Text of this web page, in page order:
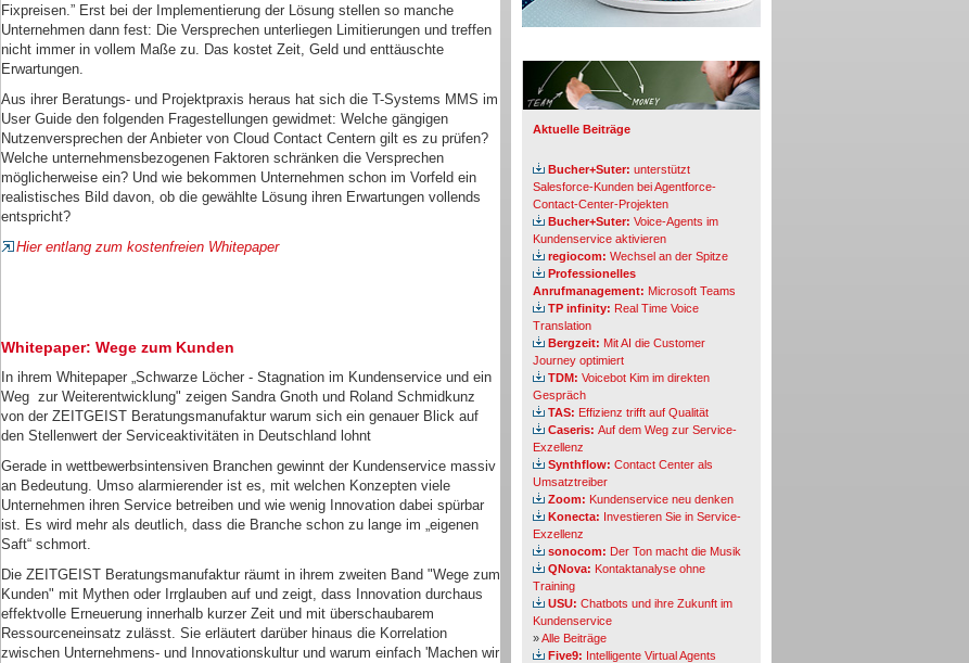
Fixpreisen.” Erst bei der Implementierung der Lösung stellen so manche
Unternehmen dann fest: Die Versprechen unterliegen Limitierungen und treffen
nicht immer in vollem Maße zu. Das kostet Zeit, Geld und enttäuschte
Erwartungen.
Aus ihrer Beratungs- und Projektpraxis heraus hat sich die T-Systems MMS im
User Guide den folgenden Fragestellungen gewidmet: Welche gängigen
Nutzenversprechen der Anbieter von Cloud Contact Centern gilt es zu prüfen?
Welche unternehmensbezogenen Faktoren schränken die Versprechen
möglicherweise ein? Und wie bekommen Unternehmen schon im Vorfeld ein
realistisches Bild davon, ob die gewählte Lösung ihren Erwartungen vollends
entspricht?
Hier entlang zum kostenfreien Whitepaper
Whitepaper: Wege zum Kunden
In ihrem Whitepaper „Schwarze Löcher - Stagnation im Kundenservice und ein
Weg zur Weiterentwicklung" zeigen Sandra Gnoth und Roland Schmidkunz
von der ZEITGEIST Beratungsmanufaktur warum sich ein genauer Blick auf
den Stellenwert der Serviceaktivitäten in Deutschland lohnt
Gerade in wettbewerbsintensiven Branchen gewinnt der Kundenservice massiv
an Bedeutung. Umso alarmierender ist es, mit welchen Konzepten viele
Unternehmen ihren Service betreiben und wie wenig Innovation dabei spürbar
ist. Es wird mehr als deutlich, dass die Branche schon zu lange im „eigenen
Saft“ schmort.
Die ZEITGEIST Beratungsmanufaktur räumt in ihrem zweiten Band "Wege zum
Kunden" mit Mythen oder Irrglauben auf und zeigt, dass Innovation durchaus
effektvolle Erneuerung innerhalb kurzer Zeit und mit überschaubarem
Ressourceneinsatz zulässt. Sie erläutert darüber hinaus die Korrelation
zwischen Unternehmens- und Innovationskultur und warum einfach 'Machen wir
Aktuelle Beiträge
Bucher+Suter: unterstützt
Salesforce-Kunden bei Agentforce-
Contact-Center-Projekten
Bucher+Suter: Voice-Agents im
Kundenservice aktivieren
regiocom: Wechsel an der Spitze
Professionelles
Anrufmanagement: Microsoft Teams
TP infinity: Real Time Voice
Translation
Bergzeit: Mit AI die Customer
Journey optimiert
TDM: Voicebot Kim im direkten
Gespräch
TAS: Effizienz trifft auf Qualität
Caseris: Auf dem Weg zur Service-
Exzellenz
Synthflow: Contact Center als
Umsatztreiber
Zoom: Kundenservice neu denken
Konecta: Investieren Sie in Service-
Exzellenz
sonocom: Der Ton macht die Musik
QNova: Kontaktanalyse ohne
Training
USU: Chatbots und ihre Zukunft im
Kundenservice
»Alle Beiträge
Five9: Intelligente Virtual Agents